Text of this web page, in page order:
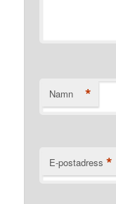
Namn *
E-postadress *